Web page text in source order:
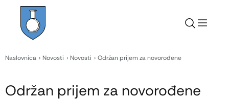
Naslovnica Novosti Novosti Održan prijem za novorođene
Održan prijem za novorođene